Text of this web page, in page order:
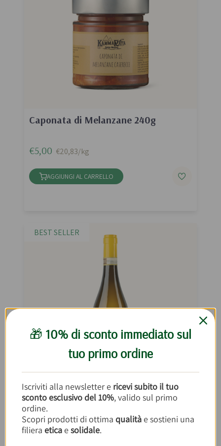
Caponata di Melanzane 240g
€5,00 €20,83/kg
AGGIUNGI AL CARRELLO
Roero Arneis DOCG di Vignaioli
Piemontesi 75cl
BEST SELLER
🎁 10% di sconto immediato sul
tuo primo ordine
Iscriviti alla newsletter e ricevi subito il tuo
sconto esclusivo del 10%, valido sul primo
ordine.
Scopri prodotti di ottima qualità e sostieni una
filiera etica esolidale.